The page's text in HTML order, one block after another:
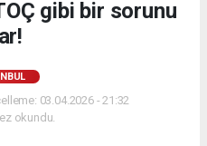
gibi bir sorunu
03.04.2026 - 21:32
okundu.